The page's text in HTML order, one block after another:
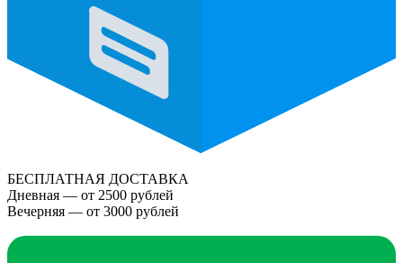
БЕСПЛАТНАЯ ДОСТАВКА
Дневная — от 2500 рублей
Вечерняя — от 3000 рублей